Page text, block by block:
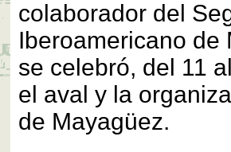
colaborador del
Iberoamericano de
se celebró, del 11
el aval y la
de Mayagüez.